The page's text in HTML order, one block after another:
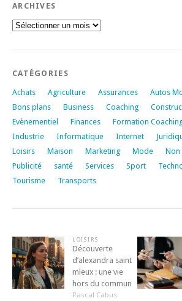
ARCHIVES
Archives
CATÉGORIES
Achats Agriculture Assurances Autos
Bons plans
Business Coaching
Evènementiel
Finances Formation
Industrie
Informatique Internet
Loisirs
Maison Marketing Mode Non
Publicité
santé Services Sport
Tourisme
Transports
LOISIRS
Découverte
d’alexandra saint
mleux : une vie
hors du commun
Pascal Cabus